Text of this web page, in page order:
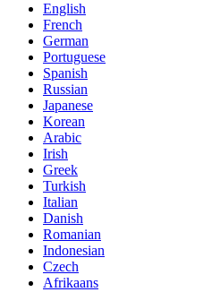
English
French
German
Portuguese
Spanish
Russian
Japanese
Korean
Arabic
Irish
Greek
Turkish
Italian
Danish
Romanian
Indonesian
Czech
Afrikaans